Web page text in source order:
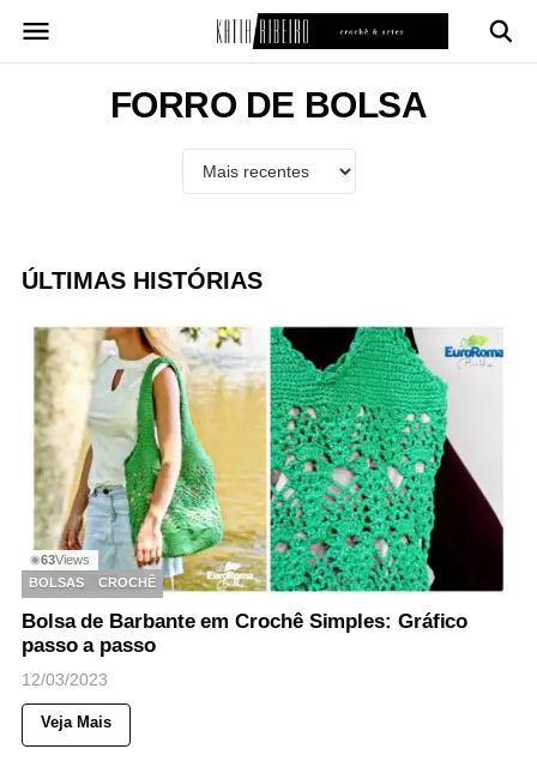
para
FORRO DE BOLSA
ÚLTIMAS HISTÓRIAS
◉63Views
BOLSAS
CROCHÊ
Bolsa de Barbante em Crochê Simples: Gráfico
passo a passo
12/03/2023
Veja Mais